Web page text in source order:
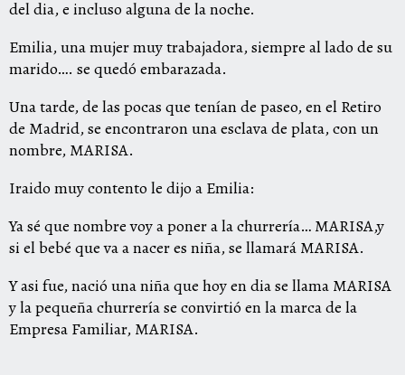
del dia, e incluso alguna de la noche.
Emilia, una mujer muy trabajadora, siempre al lado de su
marido…. se quedó embarazada.
Una tarde, de las pocas que tenían de paseo, en el Retiro
de Madrid, se encontraron una esclava de plata, con un
nombre, MARISA.
Iraido muy contento le dijo a Emilia:
Ya sé que nombre voy a poner a la churrería… MARISA,y
si el bebé que va a nacer es niña, se llamará MARISA.
Y asi fue, nació una niña que hoy en dia se llama MARISA
y la pequeña churrería se convirtió en la marca de la
Empresa Familiar, MARISA.